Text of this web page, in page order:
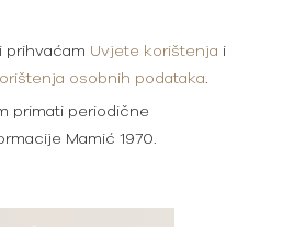
prihvaćam Uvjete korištenja i
osobnih podataka.
primati periodične
Mamić 1970.